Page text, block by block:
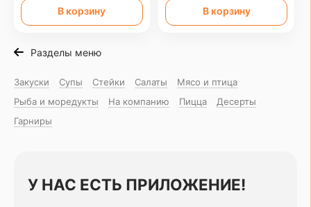
В корзину В корзину
Разделы меню
Закуски Супы Стейки Салаты
Мясо и птица
Рыба и моредукты
На компанию Пицца
Десерты
Гарниры
У НАС ЕСТЬ ПРИЛОЖЕНИЕ!